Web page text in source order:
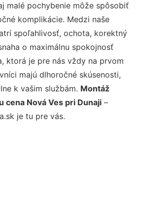
malé pochybenie môže spôsobiť
komplikácie. Medzi naše
spoľahlivosť, ochota, korektný
o maximálnu spokojnosť
ktorá je pre nás vždy na prvom
majú dlhoročné skúsenosti,
k vašim službám. Montáž
cena Nová Ves pri Dunaji –
je tu pre vás.